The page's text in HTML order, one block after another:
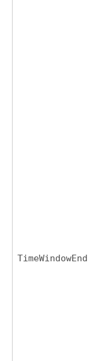
TimeWindowEnd